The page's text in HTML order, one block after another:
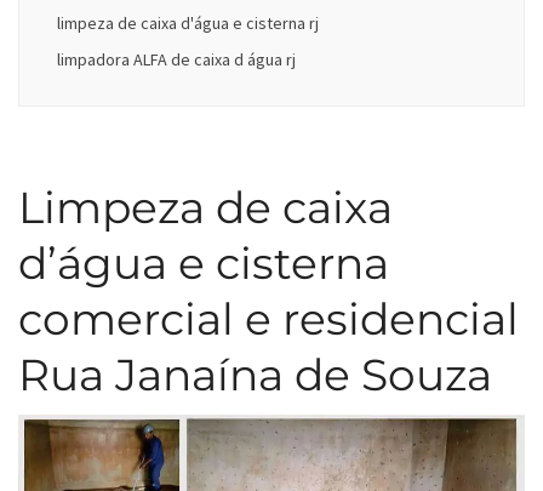
limpeza de caixa d'água e cisterna rj
limpadora ALFA de caixa d água rj
Limpeza de caixa
d’água e cisterna
comercial e residencial
Rua Janaína de Souza